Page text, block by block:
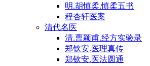
明.胡慎柔.慎柔五书
程杏轩医案
清代名医
清.曹颖甫.经方实验录
郑钦安.医理真传
郑钦安.医法圆通